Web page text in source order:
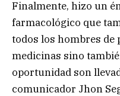
Finalmente, hizo un
farmacológico que
todos los hombres de
medicinas sino
oportunidad son
comunicador Jhon